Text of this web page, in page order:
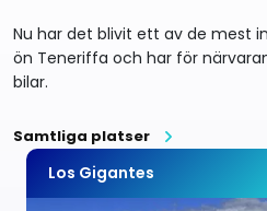
Nu har det blivit ett av de mest
ön Teneriffa och har för
bilar.
Samtliga platser
Los Gigantes